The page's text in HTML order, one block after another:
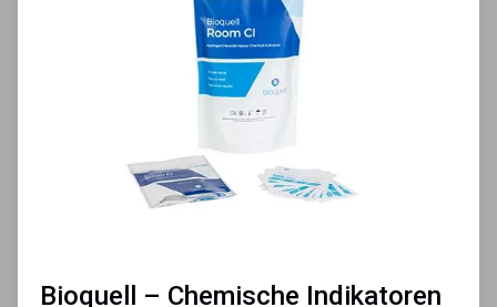
Bioquell – Chemische Indikatoren